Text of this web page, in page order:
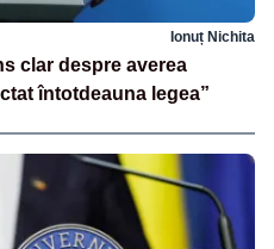
Ionuț Nichita
clar despre averea
întotdeauna legea”